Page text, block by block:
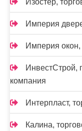
Изостер,
Империя
Империя
ИнвестСтрой,
компания
Интерпласт,
Калина,